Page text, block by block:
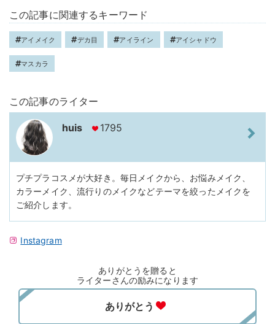
この記事に関連するキーワード
アイメイク デカ目 アイライン アイシャドウ
マスカラ
この記事のライター
huis 1795
プチプラコスメが大好き。毎日メイクから、お悩みメイク、
カラーメイク、流行りのメイクなどテーマを絞ったメイクを
ご紹介します。
Instagram
ありがとうを贈ると
ライターさんの励みになります